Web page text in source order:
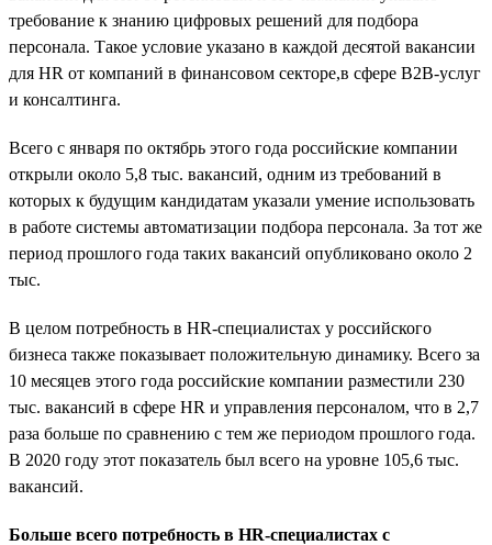
требование к знанию цифровых решений для подбора
персонала. Такое условие указано в каждой десятой вакансии
для HR от компаний в финансовом секторе,в сфере B2B-услуг
и консалтинга.
Всего с января по октябрь этого года российские компании
открыли около 5,8 тыс. вакансий, одним из требований в
которых к будущим кандидатам указали умение использовать
в работе системы автоматизации подбора персонала. За тот же
период прошлого года таких вакансий опубликовано около 2
тыс.
В целом потребность в HR-специалистах у российского
бизнеса также показывает положительную динамику. Всего за
10 месяцев этого года российские компании разместили 230
тыс. вакансий в сфере HR и управления персоналом, что в 2,7
раза больше по сравнению с тем же периодом прошлого года.
В 2020 году этот показатель был всего на уровне 105,6 тыс.
вакансий.
Больше всего потребность в HR-специалистах с